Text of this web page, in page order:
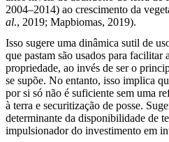
2004–2014) ao crescimento da
al., 2019; Mapbiomas, 2019).
Isso sugere uma dinâmica sutil de
que pastam são usados para facilitar
propriedade, ao invés de ser o
se supõe. No entanto, isso implica
por si só não é suficiente sem uma
à terra e securitização de posse.
determinante da disponibilidade de
impulsionador do investimento em